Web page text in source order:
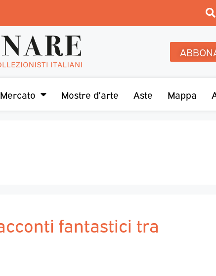
Mostre d’arte Aste Mappa
fantastici tra